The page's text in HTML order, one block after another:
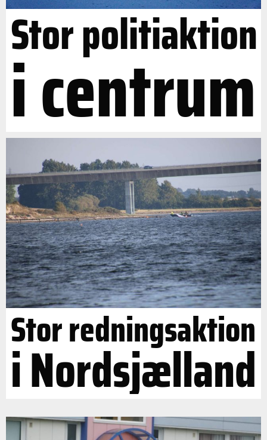
Stor politiaktion
i centrum
Stor redningsaktion
i Nordsjælland